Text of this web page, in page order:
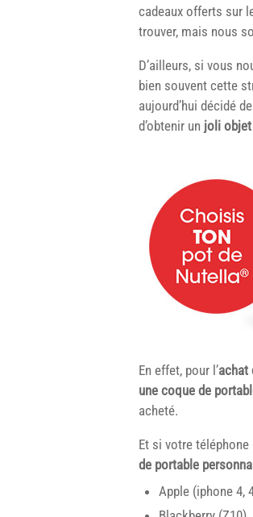
cadeaux offerts sur
trouver, mais nous
D’ailleurs, si vous
bien souvent cette
aujourd’hui décidé
d’obtenir un joli
En effet, pour l’achat
une coque de
acheté.
Et si votre
de portable
Apple (iphone 4,